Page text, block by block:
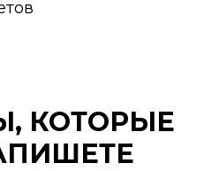
КОТОРЫЕ